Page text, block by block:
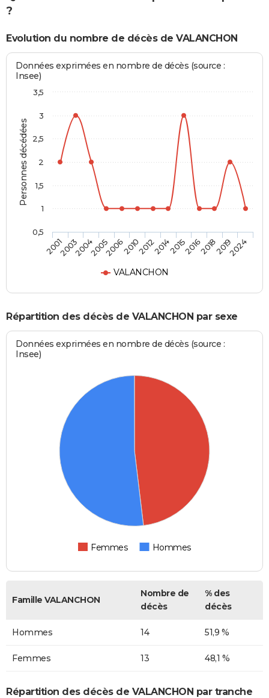
?
Evolution du nombre de décès de VALANCHON
Personnes décédées
Données exprimées en nombre de décès (source :
Insee)
VALANCHON
2001200320042005200620102012201420152016201820192024
0,5
1
1,5
2
2,5
3
3,5
Répartition des décès de VALANCHON par sexe
Données exprimées en nombre de décès (source :
Insee)
Femmes Hommes
Famille VALANCHON
Nombre de
décès
% des
décès
Hommes 14 51,9 %
Femmes 13 48,1 %
Répartition des décès de VALANCHON par tranche